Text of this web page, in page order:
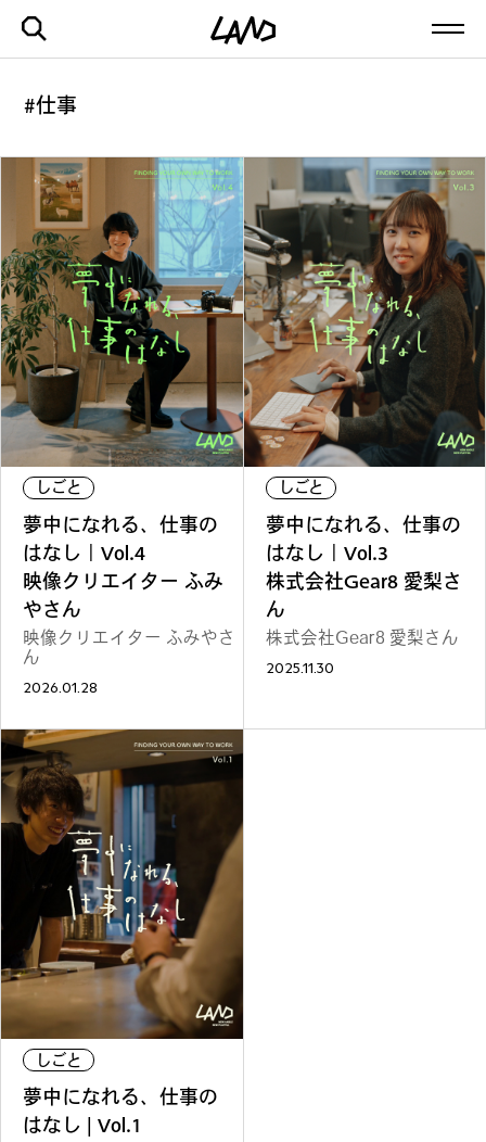
最新記事一覧を見る
ファッション
アート＆イベント
ショッピング トラベル
REGULARS
連載一覧
#仕事
しごと
夢中になれる、仕事の
はなし｜Vol.4
映像クリエイター ふみ
やさん
映像クリエイター ふみやさ
ん
2026.01.28
しごと
夢中になれる、仕事の
はなし｜Vol.3
株式会社Gear8 愛梨さ
ん
株式会社Gear8 愛梨さん
2025.11.30
しごと
夢中になれる、仕事の
はなし | Vol.1